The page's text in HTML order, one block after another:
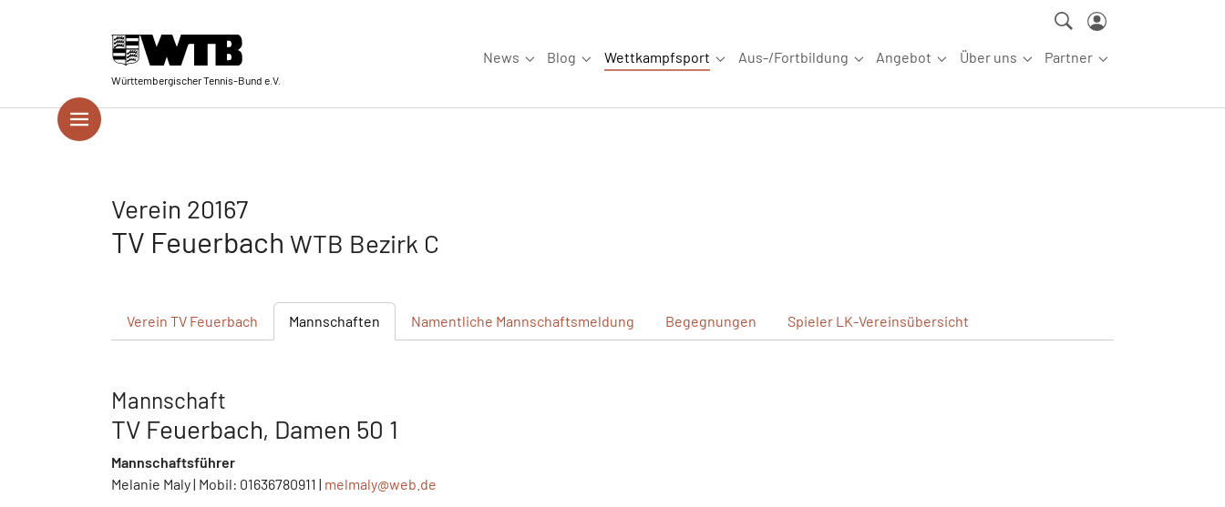
Württembergischer Tennis-Bund e.V.
News
Submenu for "News"
Blog
Submenu for "Blog"
Wettkampfsport
Submenu for "Wettkampfsport"
Aus-/Fortbildung
Submenu for "Aus-/Fortbildung"
Angebot
Submenu for "Angebot"
Über uns
Submenu for "Über uns"
Partner
Submenu for
Verein 20167
TV Feuerbach WTB Bezirk C
Verein TV Feuerbach Mannschaften Namentliche Mannschaftsmeldung Begegnungen Spieler LK-Vereinsübersicht
Mannschaft
TV Feuerbach, Damen 50 1
Mannschaftsführer
Melanie Maly | Mobil: 01636780911 | melmaly@web.de